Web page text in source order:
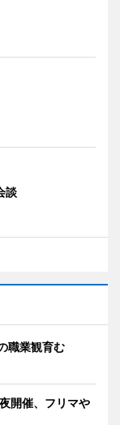
談
職業観育む
開催、フリマや